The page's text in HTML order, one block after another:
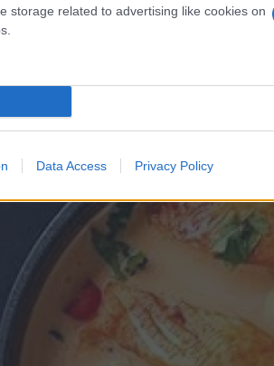
storage related to advertising like cookies on
Data Access Privacy Policy